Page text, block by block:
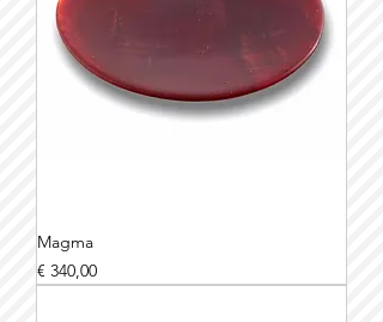
Magma
Prijs
€ 340,00